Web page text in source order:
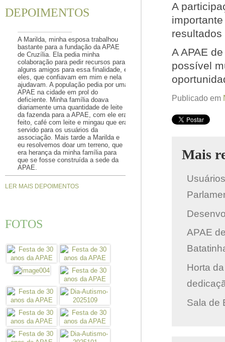
DEPOIMENTOS
A Marilda, minha esposa trabalhou
bastante para a fundação da APAE
de Cruzília. Ela pedia minha
colaboração para pedir recursos para
alguns amigos para essa finalidade, e
eles, que confiavam em mim e nela
ajudavam. A população pedia por uma
APAE na cidade em prol do
deficiente. Minha família doava
diariamente uma quantidade de leite
da fazenda para a APAE, com ele era
feito, café com leite e mingau que era
servido para os usuários da
associação. Mais tarde a Marilda e
eu resolvemos doar um terreno, que
era herança da minha família para
que se fosse construída a sede da
APAE.
LER MAIS DEPOIMENTOS
FOTOS
A
A APAE
possível
Publicado em
Mais
APAE
Horta
Sala de